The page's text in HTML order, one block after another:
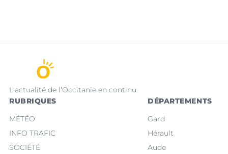
L'actualité de l'Occitanie en continu
RUBRIQUES
MÉTÉO
INFO TRAFIC
SOCIÉTÉ
DÉPARTEMENTS
Gard
Hérault
Aude